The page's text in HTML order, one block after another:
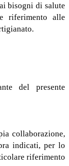
bisogni di salute
riferimento alle
del presente
collaborazione,
indicati, per lo
riferimento